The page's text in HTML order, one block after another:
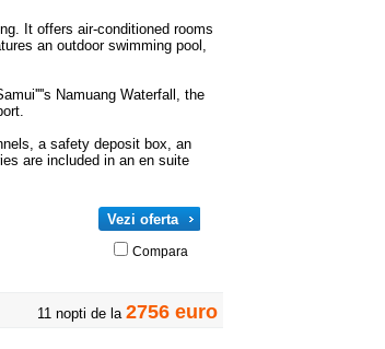
It offers air-conditioned rooms
an outdoor swimming pool,
Namuang Waterfall, the
a safety deposit box, an
are included in an en suite
Vezi oferta
Compara
11 nopti de la 2756 euro